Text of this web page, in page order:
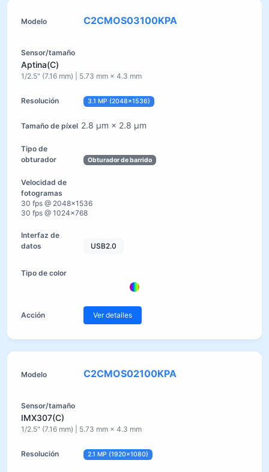
C2CMOS03100KPA
Aptina(C)
1/2.5" (7.16 mm) | 5.73 mm × 4.3 mm
3.1 MP (2048×1536)
2.8 µm × 2.8 µm
Obturador de barrido
30 fps @ 2048×1536
30 fps @ 1024×768
USB2.0
Ver detalles
C2CMOS02100KPA
IMX307(C)
1/2.5" (7.16 mm) | 5.73 mm × 4.3 mm
2.1 MP (1920×1080)